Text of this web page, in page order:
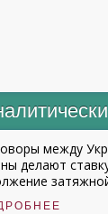
между
делают